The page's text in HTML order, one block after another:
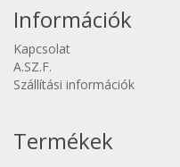
Információk
Kapcsolat
A.SZ.F.
Szállítási információk
Termékek